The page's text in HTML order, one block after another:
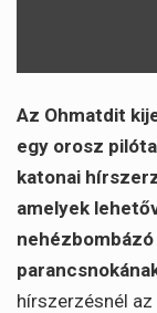
Az Ohmatdit
egy orosz
katonai
amelyek
hírszerzésnél